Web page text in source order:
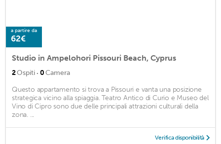
a partire da
62€
Studio in Ampelohori Pissouri Beach, Cyprus
2Ospiti · 0Camera
Questo appartamento si trova a Pissouri e vanta una posizione
strategica vicino alla spiaggia. Teatro Antico di Curio e Museo del
Vino di Cipro sono due delle principali attrazioni culturali della
zona. ...
Verifica disponibilità